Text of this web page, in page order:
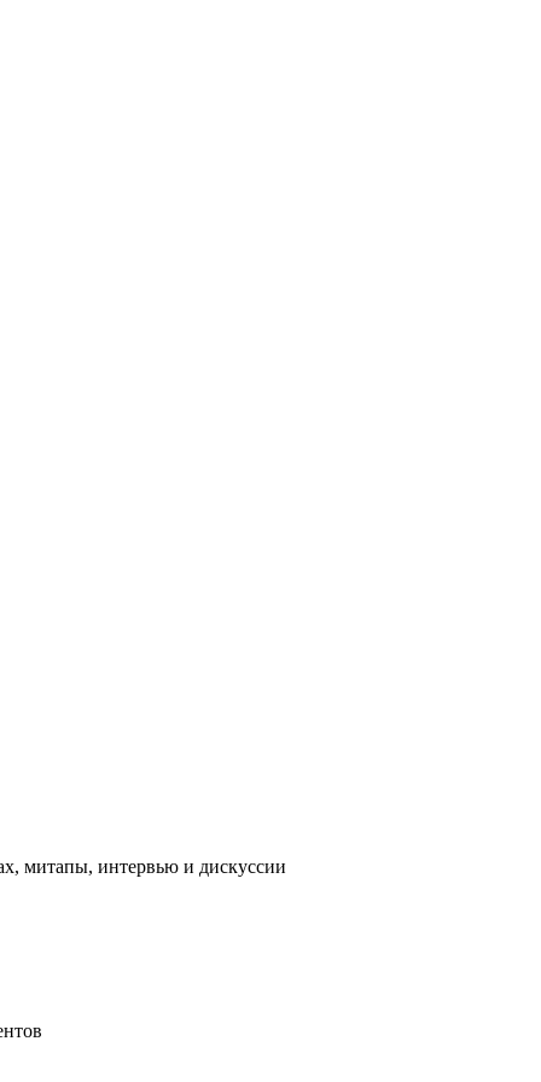
митапы, интервью и дискуссии